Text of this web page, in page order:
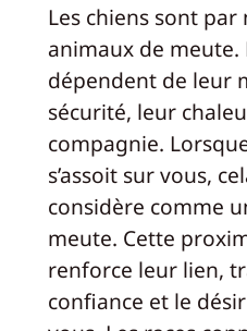
Les chiens sont par
animaux de meute.
dépendent de leur
sécurité, leur
compagnie.
s’assoit sur vous,
considère comme
meute. Cette
renforce leur lien,
confiance et le